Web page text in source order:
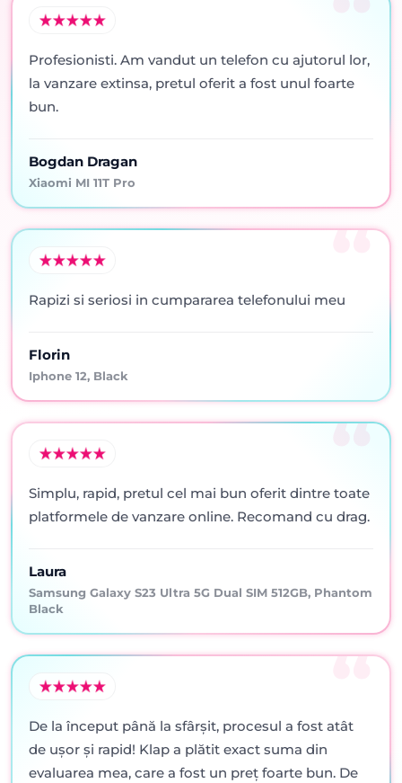
Profesionisti. Am vandut un telefon cu ajutorul lor,
la vanzare extinsa, pretul oferit a fost unul foarte
bun.
Bogdan Dragan
Xiaomi MI 11T Pro
Rapizi si seriosi in cumpararea telefonului meu
Florin
Iphone 12, Black
Simplu, rapid, pretul cel mai bun oferit dintre toate
platformele de vanzare online. Recomand cu drag.
Laura
Samsung Galaxy S23 Ultra 5G Dual SIM 512GB, Phantom
Black
De la început până la sfârșit, procesul a fost atât
de ușor și rapid! Klap a plătit exact suma din
evaluarea mea, care a fost un preț foarte bun. De